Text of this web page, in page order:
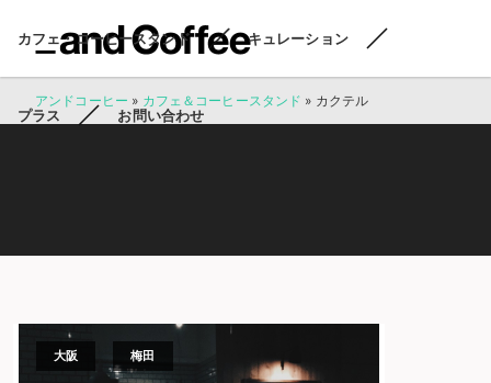
カフェ・コーヒースタンド キュレーション
プラス お問い合わせ
アンドコーヒー » カフェ＆コーヒースタンド » カクテル
大阪 梅田